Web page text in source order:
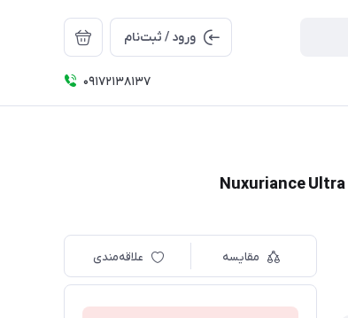
ورود / ثبت‌نام
09172138137
مقایسه علاقه‌مندی